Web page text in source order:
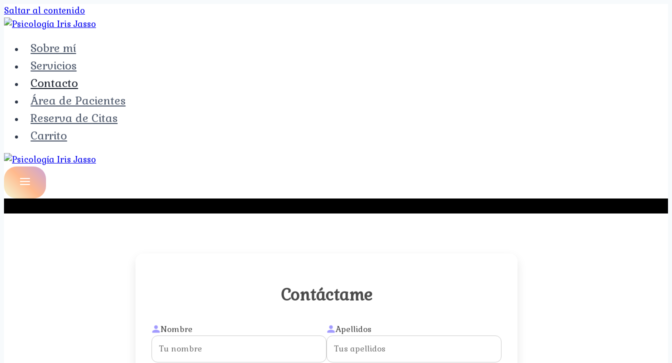
Saltar al contenido
Sobre mí
Servicios
Contacto
Área de Pacientes
Reserva de Citas
Carrito
Contáctame
Nombre Apellidos